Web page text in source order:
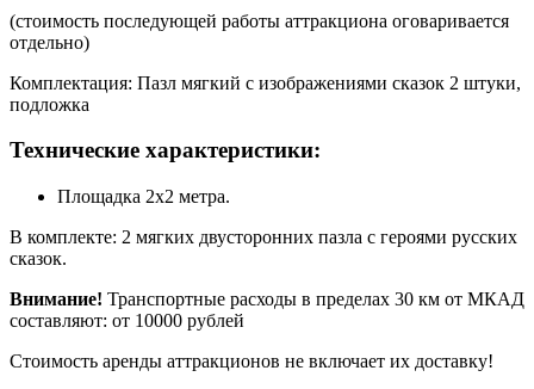
(стоимость последующей работы аттракциона оговаривается
отдельно)
Комплектация: Пазл мягкий с изображениями сказок 2 штуки,
подложка
Технические характеристики:
Площадка 2х2 метра.
В комплекте: 2 мягких двусторонних пазла с героями русских
сказок.
Внимание! Транспортные расходы в пределах 30 км от МКАД
составляют: от 10000 рублей
Стоимость аренды аттракционов не включает их доставку!